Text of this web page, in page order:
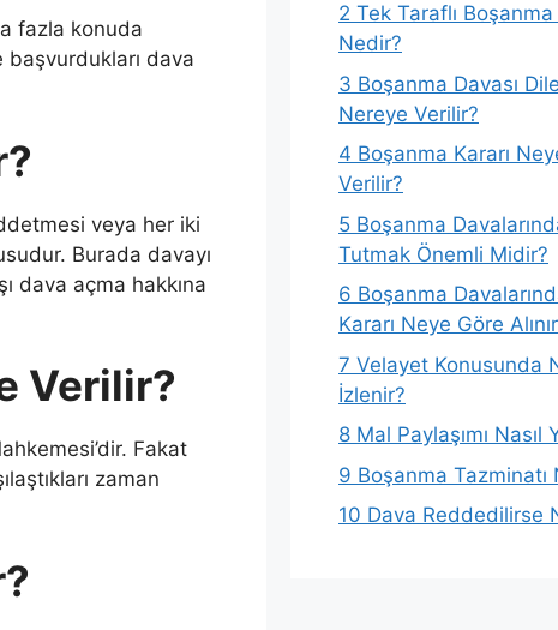
fazla konuda
dava
veya her iki
Burada davayı
dava açma hakkına
Verilir?
Fakat
zaman
2 Tek Taraflı Boşanma
Nedir?
3 Boşanma Davası
Nereye Verilir?
4 Boşanma Kararı
Verilir?
5 Boşanma
Tutmak Önemli Midir?
6 Boşanma
Kararı Neye Göre
7 Velayet Konusunda
İzlenir?
8 Mal Paylaşımı Nasıl
9 Boşanma Tazminatı
10 Dava Reddedilirse